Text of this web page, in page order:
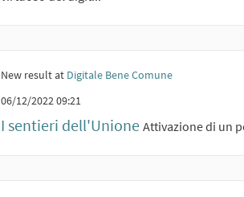
New result at Digitale Bene Comune
06/12/2022 09:21
I sentieri dell'Unione Attivazione di un